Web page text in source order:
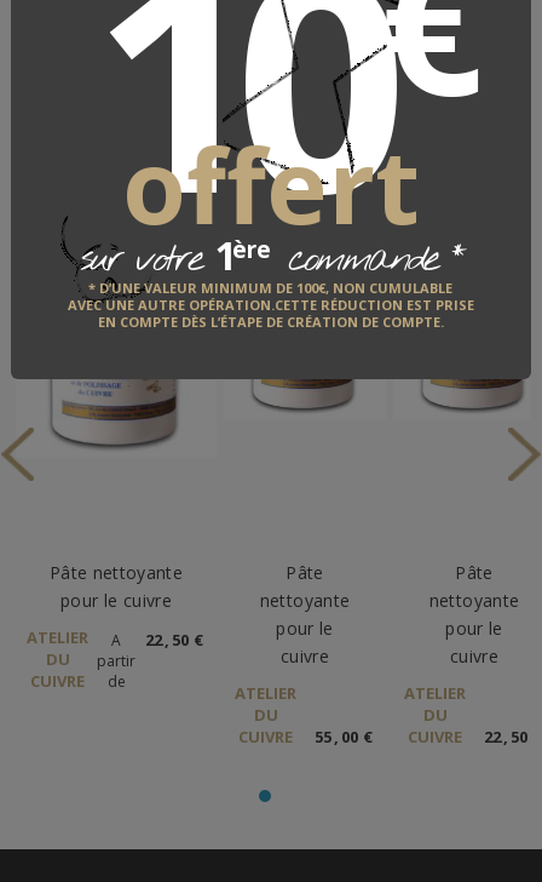
offert
sur votre 1ère commande*
* D’UNE VALEUR MINIMUM DE 100€, NON CUMULABLE
AVEC UNE AUTRE OPÉRATION.CETTE RÉDUCTION EST PRISE
EN COMPTE DÈS L’ÉTAPE DE CRÉATION DE COMPTE.
DÉCOUVRIR
VOUS AIMEREZ AUSSI
Pâte nettoyante
pour le cuivre
ATELIER
DU
CUIVRE
A
partir
de
22, 50 €
Pâte
nettoyante
pour le
cuivre
ATELIER
DU
CUIVRE
55, 00 €
Pâte
nettoyante
pour le
cuivre
ATELIER
DU
CUIVRE
22, 50